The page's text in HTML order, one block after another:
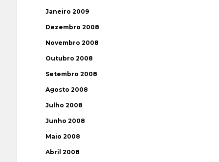
Janeiro 2009
Dezembro 2008
Novembro 2008
Outubro 2008
Setembro 2008
Agosto 2008
Julho 2008
Junho 2008
Maio 2008
Abril 2008